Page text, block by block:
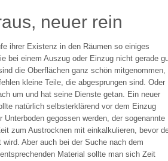
neuer rein
ihrer Existenz in den Räumen so einiges
bei einem Auszug oder Einzug nicht gerade
die Oberflächen ganz schön mitgenommen,
kleine Teile, die abgesprungen sind. Oder
um und hat seine Dienste getan. Ein neuer
natürlich selbsterklärend vor dem Einzug
Unterboden gegossen werden, der sogenannte
zum Austrocknen mit einkalkulieren, bevor
Aber auch bei der Suche nach dem
Material sollte man sich Zeit